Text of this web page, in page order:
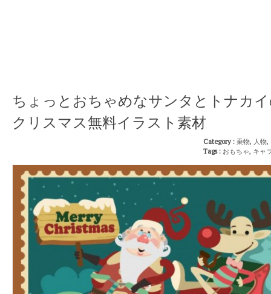
ちょっとおちゃめなサンタとトナカ
クリスマス無料イラスト素材
Category : 乗物, 人物,
Tags : おもちゃ, キャ